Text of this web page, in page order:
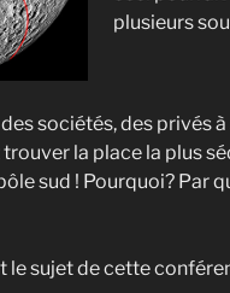
plusieurs
sociétés, des privés
la place la plus
sud ! Pourquoi? Par
le sujet de cette